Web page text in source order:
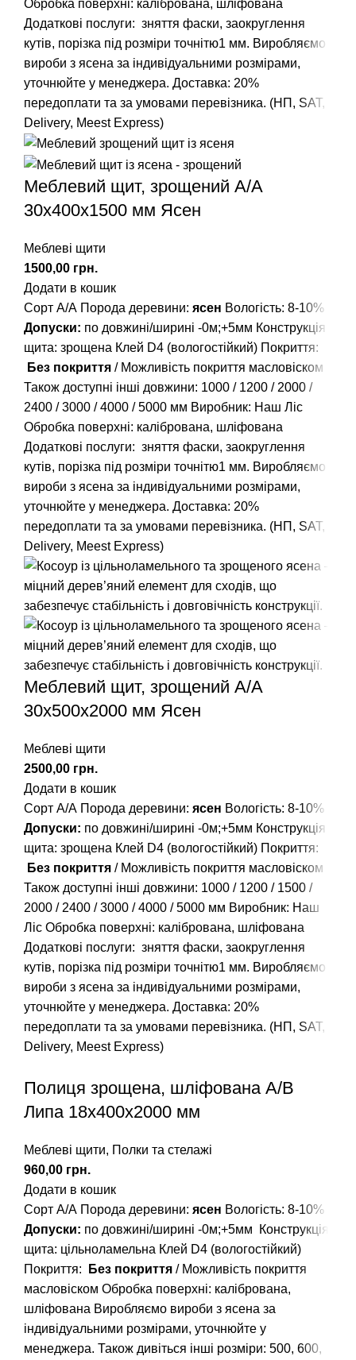
Обробка поверхні: калібрована, шліфована
Додаткові послуги: зняття фаски, заокруглення
кутів, порізка під розміри точнітю1 мм. Виробляємо
вироби з ясена за індивідуальними розмірами,
уточнюйте у менеджера. Доставка: 20%
передоплати та за умовами перевізника. (НП, SAT,
Delivery, Meest Express)
Меблевий щит, зрощений A/А
30х400х1500 мм Ясен
Меблеві щити
грн.
Додати в кошик
Сорт А/А Порода деревини: ясен Вологість: 8-10%
Допуски: по довжині/ширині -0м;+5мм Конструкція
щита: зрощена Клей D4 (вологостійкий) Покриття:
Без покриття / Можливість покриття масловіском
Також доступні інші довжини: 1000 / 1200 / 2000 /
2400 /3000 /4000 /5000 мм Виробник: Наш Ліс
Обробка поверхні: калібрована, шліфована
Додаткові послуги: зняття фаски, заокруглення
кутів, порізка під розміри точнітю1 мм. Виробляємо
вироби з ясена за індивідуальними розмірами,
уточнюйте у менеджера. Доставка: 20%
передоплати та за умовами перевізника. (НП, SAT,
Delivery, Meest Express)
Меблевий щит, зрощений A/А
30х500х2000 мм Ясен
Меблеві щити
грн.
Додати в кошик
Сорт А/А Порода деревини: ясен Вологість: 8-10%
Допуски: по довжині/ширині -0м;+5мм Конструкція
щита: зрощена Клей D4 (вологостійкий) Покриття:
Без покриття / Можливість покриття масловіском
Також доступні інші довжини: 1000 / 1200 / 1500 /
2000 / 2400 /3000 /4000 /5000 мм Виробник: Наш
Ліс Обробка поверхні: калібрована, шліфована
Додаткові послуги: зняття фаски, заокруглення
кутів, порізка під розміри точнітю1 мм. Виробляємо
вироби з ясена за індивідуальними розмірами,
уточнюйте у менеджера. Доставка: 20%
передоплати та за умовами перевізника. (НП, SAT,
Delivery, Meest Express)
Полиця зрощена, шліфована A/В
Липа 18х400х2000 мм
Меблеві щити, Полки та стелажі
грн.
Додати в кошик
Сорт А/А Порода деревини: ясен Вологість: 8-10%
Допуски: по довжині/ширині -0м;+5мм
Конструкція
щита: цільноламельна Клей D4 (вологостійкий)
Покриття:
Без покриття / Можливість покриття
масловіском Обробка поверхні: калібрована,
шліфована Виробляємо вироби з ясена за
індивідуальними розмірами, уточнюйте у
менеджера. Також дивіться інші розміри: 500, 600,